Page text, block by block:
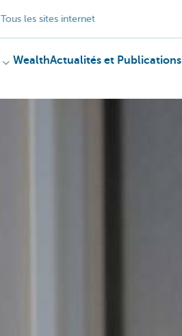
Tous les sites internet
WealthActualités et Publications